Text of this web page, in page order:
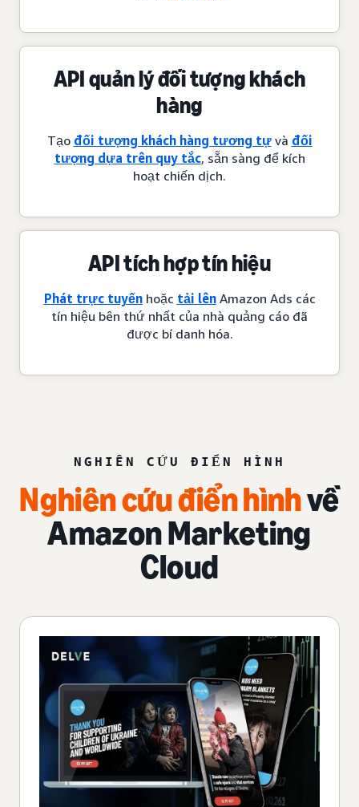
API quản lý đối tượng khách
hàng
Tạo đối tượng khách hàng tương tựvà đối
tượng dựa trên quy tắc, sẵn sàng để kích
hoạt chiến dịch.
API tích hợp tín hiệu
Phát trực tuyếnhoặc tải lênAmazon Ads các
tín hiệu bên thứ nhất của nhà quảng cáo đã
được bí danh hóa.
NGHIÊN CỨU ĐIỂN HÌNH
Nghiên cứu điển hìnhvề
Amazon Marketing
Cloud